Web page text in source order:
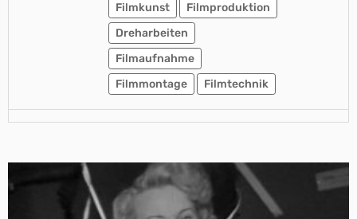
Filmkunst
Filmproduktion
Dreharbeiten
Filmaufnahme
Filmmontage
Filmtechnik